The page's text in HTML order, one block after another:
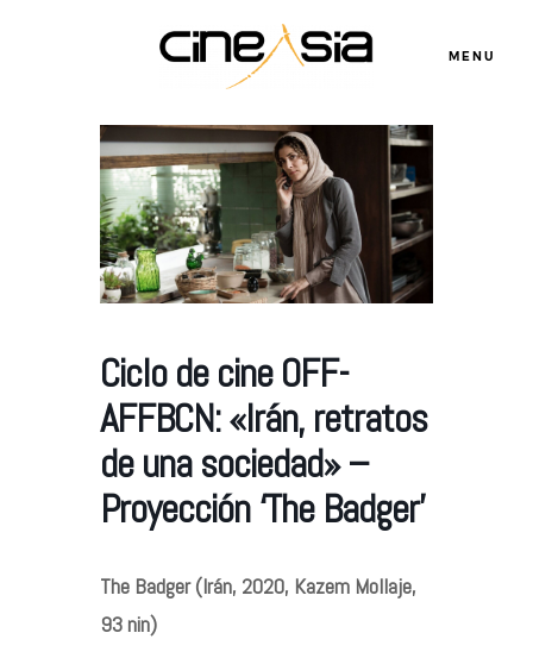
MENU
Ciclo de cine OFF-
AFFBCN: «Irán, retratos
de una sociedad» –
Proyección ‘The Badger’
The Badger (Irán, 2020, Kazem Mollaje,
93 nin)
Servicios
Contacto